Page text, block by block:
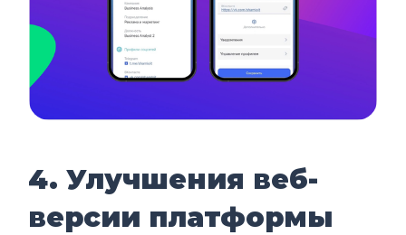
4. Улучшения веб-
версии платформы